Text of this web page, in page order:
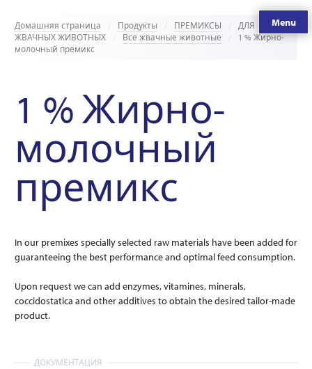
Menu
Домашняя страница Продукты ПРЕМИКСЫ
ДЛЯ
ЖВАЧНЫХ ЖИВОТНЫХ
Все жвачные животные
1 % Жирно-
молочный премикс
1 % Жирно-
молочный
премикс
In our premixes specially selected raw materials have been added for
guaranteeing the best performance and optimal feed consumption.
Upon request we can add enzymes, vitamines, minerals,
coccidostatica and other additives to obtain the desired tailor-made
product.
ДОКУМЕНТАЦИЯ